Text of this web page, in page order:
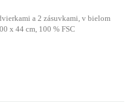
a 2 zásuvkami, v bielom
x 44 cm, 100 % FSC